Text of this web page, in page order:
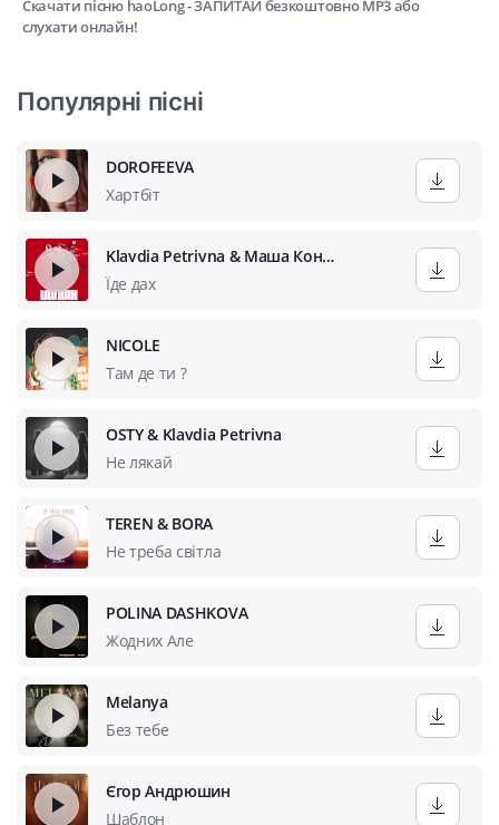
Скачати пісню haoLong - ЗАПИТАЙ безкоштовно MP3 або
слухати онлайн!
Популярні пісні
DOROFEEVA
Хартбіт
Klavdia Petrivna & Маша Кондратенко
Їде дах
NICOLE
Там де ти ?
OSTY & Klavdia Petrivna
Не лякай
TEREN & BORA
Не треба світла
POLINA DASHKOVA
Жодних Але
Melanya
Без тебе
Єгор Андрюшин
Шаблон